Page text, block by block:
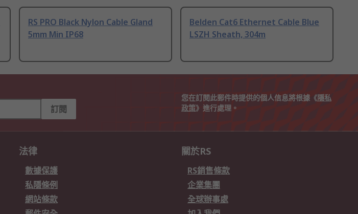
RS PRO Black Nylon Cable Gland
5mm Min IP68
Belden Cat6 Ethernet Cable Blue
LSZH Sheath, 304m
訂閱
您在訂閱此郵件時提供的個人信息將根據《隱私
政策》進行處理。
法律
數據保護
私隱條例
網站條款
關於RS
RS銷售條款
企業集團
全球辦事處